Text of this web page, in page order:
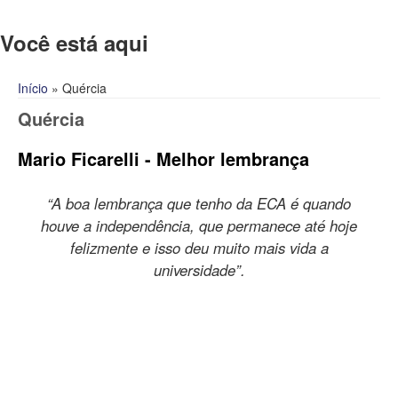
Você está aqui
Início » Quércia
Quércia
Mario Ficarelli - Melhor lembrança
“A boa lembrança que tenho da ECA é quando
houve a independência, que permanece até hoje
felizmente e isso deu muito mais vida a
universidade”.